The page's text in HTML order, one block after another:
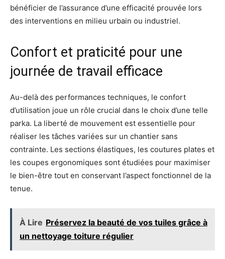
bénéficier de l’assurance d’une efficacité prouvée lors
des interventions en milieu urbain ou industriel.
Confort et praticité pour une
journée de travail efficace
Au-delà des performances techniques, le confort
d’utilisation joue un rôle crucial dans le choix d’une telle
parka. La liberté de mouvement est essentielle pour
réaliser les tâches variées sur un chantier sans
contrainte. Les sections élastiques, les coutures plates et
les coupes ergonomiques sont étudiées pour maximiser
le bien-être tout en conservant l’aspect fonctionnel de la
tenue.
À Lire Préservez la beauté de vos tuiles grâce à
un nettoyage toiture régulier